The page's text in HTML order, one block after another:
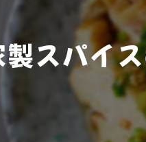
製スパイ